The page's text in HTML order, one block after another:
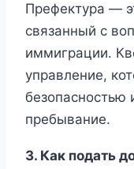
Префектура —
связанный с
иммиграции.
управление,
безопасностью
пребывание.
3. Как подать